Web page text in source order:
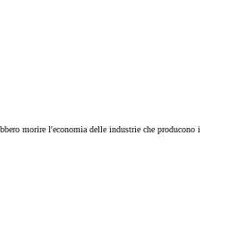
morire l'economia delle industrie che producono i